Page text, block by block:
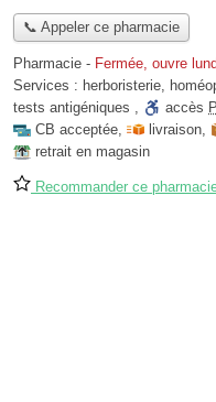
📞 Appeler ce pharmacie
Pharmacie - Fermée, ouvre
Services : herboristerie,
tests antigéniques , accès
CB acceptée, livraison,
retrait en magasin
Recommander ce